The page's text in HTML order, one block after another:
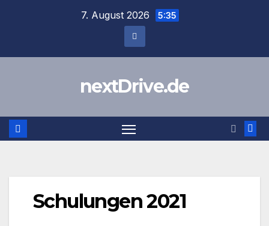
7. August 2026 5:35
nextDrive.de
Schulungen 2021